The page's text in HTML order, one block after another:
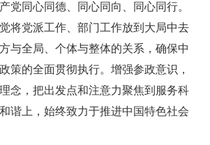
党同心同德、同心同向、同心同行。
将党派工作、部门工作放到大局中去
与全局、个体与整体的关系，确保中
策的全面贯彻执行。增强参政意识，
念，把出发点和注意力聚焦到服务科
谐上，始终致力于推进中国特色社会